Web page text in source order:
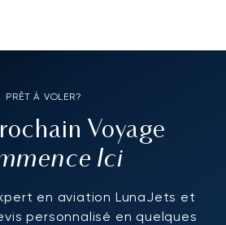
PRÊT À VOLER?
Voyage
Ici
en aviation LunaJets et
personnalisé en quelques